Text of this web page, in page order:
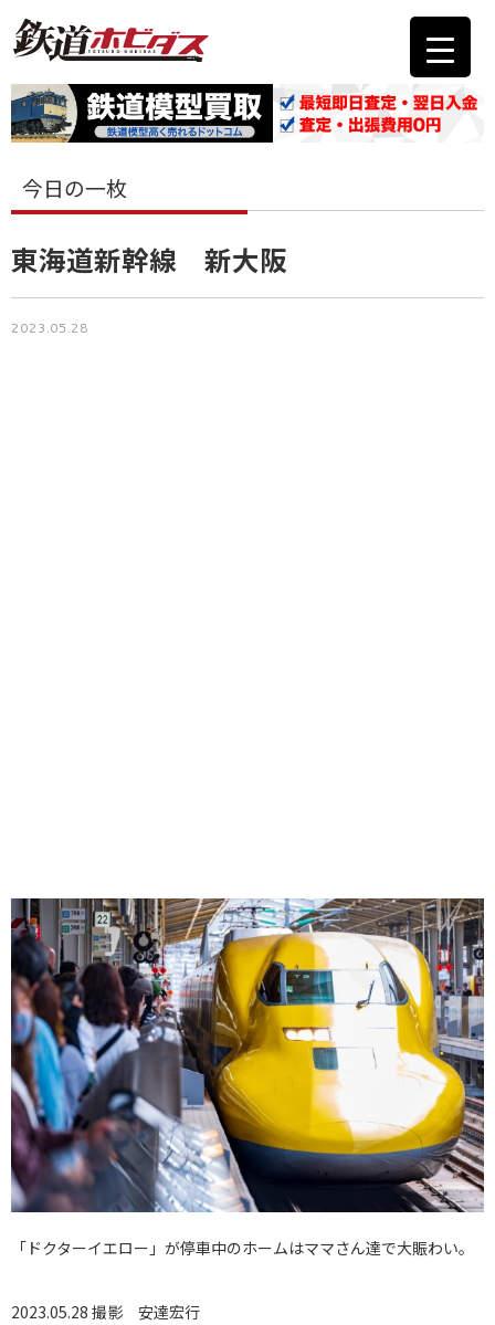
今日の一枚
東海道新幹線 新大阪
2023.05.28
「ドクターイエロー」が停車中のホームはママさん達で大賑わい。
2023.05.28 撮影 安達宏行